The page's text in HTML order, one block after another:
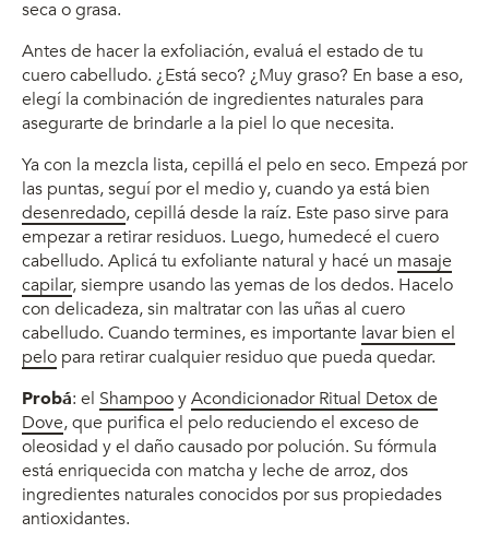
seca o grasa.
Antes de hacer la exfoliación, evaluá el estado de tu
cuero cabelludo. ¿Está seco? ¿Muy graso? En base a eso,
elegí la combinación de ingredientes naturales para
asegurarte de brindarle a la piel lo que necesita.
Ya con la mezcla lista, cepillá el pelo en seco. Empezá por
las puntas, seguí por el medio y, cuando ya está bien
desenredado, cepillá desde la raíz. Este paso sirve para
empezar a retirar residuos. Luego, humedecé el cuero
cabelludo. Aplicá tu exfoliante natural y hacé un masaje
capilar, siempre usando las yemas de los dedos. Hacelo
con delicadeza, sin maltratar con las uñas al cuero
cabelludo. Cuando termines, es importante lavar bien el
pelo para retirar cualquier residuo que pueda quedar.
Probá: el ShampooyAcondicionador Ritual Detox de
Dove, que purifica el pelo reduciendo el exceso de
oleosidad y el daño causado por polución. Su fórmula
está enriquecida con matcha y leche de arroz, dos
ingredientes naturales conocidos por sus propiedades
antioxidantes.